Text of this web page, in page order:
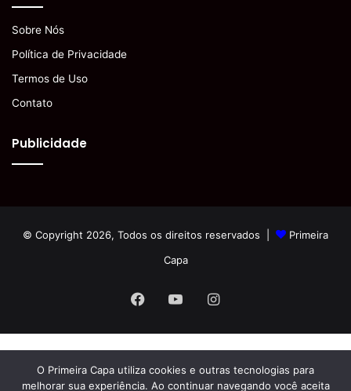
Sobre Nós
Política de Privacidade
Termos de Uso
Contato
Publicidade
© Copyright 2026, Todos os direitos reservados |
Primeira
Capa
Facebook
YouTubeInstagram
O Primeira Capa utiliza cookies e outras tecnologias para
melhorar sua experiência. Ao continuar navegando você aceita